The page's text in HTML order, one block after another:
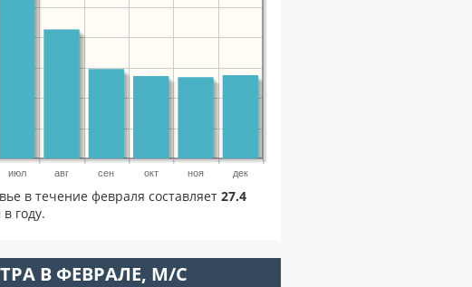
июл авг сен окт ноя дек
в течение февраля составляет 27.4
году.
В ФЕВРАЛЕ, М/С